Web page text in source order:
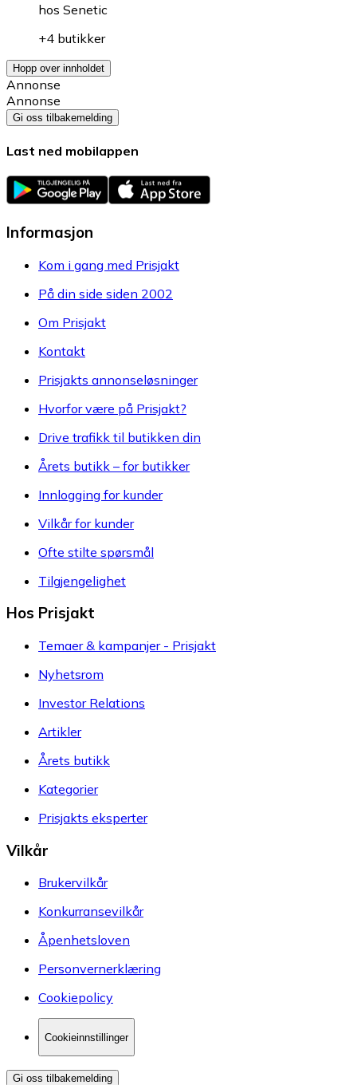
hos Senetic
+4 butikker
Hopp over innholdet
Annonse
Annonse
Gi oss tilbakemelding
Last ned mobilappen
Informasjon
Kom i gang med Prisjakt
På din side siden 2002
Om Prisjakt
Kontakt
Prisjakts annonseløsninger
Hvorfor være på Prisjakt?
Drive trafikk til butikken din
Årets butikk – for butikker
Innlogging for kunder
Vilkår for kunder
Ofte stilte spørsmål
Tilgjengelighet
Hos Prisjakt
Temaer & kampanjer - Prisjakt
Nyhetsrom
Investor Relations
Artikler
Årets butikk
Kategorier
Prisjakts eksperter
Vilkår
Brukervilkår
Konkurransevilkår
Åpenhetsloven
Personvernerklæring
Cookiepolicy
Cookieinnstillinger
Gi oss tilbakemelding